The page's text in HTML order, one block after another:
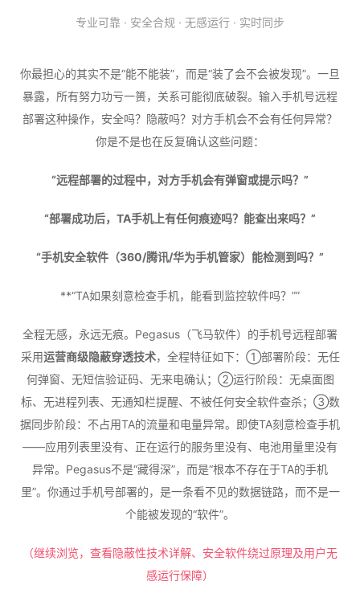
专业可靠 · 安全合规 · 无感运行 · 实时同步
你最担心的其实不是“能不能装”，而是“装了会不会被发现”。一旦
暴露，所有努力功亏一篑，关系可能彻底破裂。输入手机号远程
部署这种操作，安全吗？隐蔽吗？对方手机会不会有任何异常？
你是不是也在反复确认这些问题：
“远程部署的过程中，对方手机会有弹窗或提示吗？”
“部署成功后，TA手机上有任何痕迹吗？能查出来吗？”
“手机安全软件（360/腾讯/华为手机管家）能检测到吗？”
**“TA如果刻意检查手机，能看到监控软件吗？””
全程无感，永远无痕。Pegasus（飞马软件）的手机号远程部署
采用运营商级隐蔽穿透技术，全程特征如下：①部署阶段：无任
何弹窗、无短信验证码、无来电确认；②运行阶段：无桌面图
标、无进程列表、无通知栏提醒、不被任何安全软件查杀；③数
据同步阶段：不占用TA的流量和电量异常。即使TA刻意检查手机
——应用列表里没有、正在运行的服务里没有、电池用量里没有
异常。Pegasus不是“藏得深”，而是“根本不存在于TA的手机
里”。你通过手机号部署的，是一条看不见的数据链路，而不是一
个能被发现的“软件”。
（继续浏览，查看隐蔽性技术详解、安全软件绕过原理及用户无
感运行保障）